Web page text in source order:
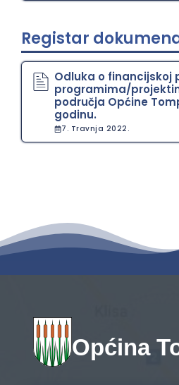
Registar
Odluka o financijskoj
programima/
područja Općine
godinu.
7. Travnja 2022.
Općina